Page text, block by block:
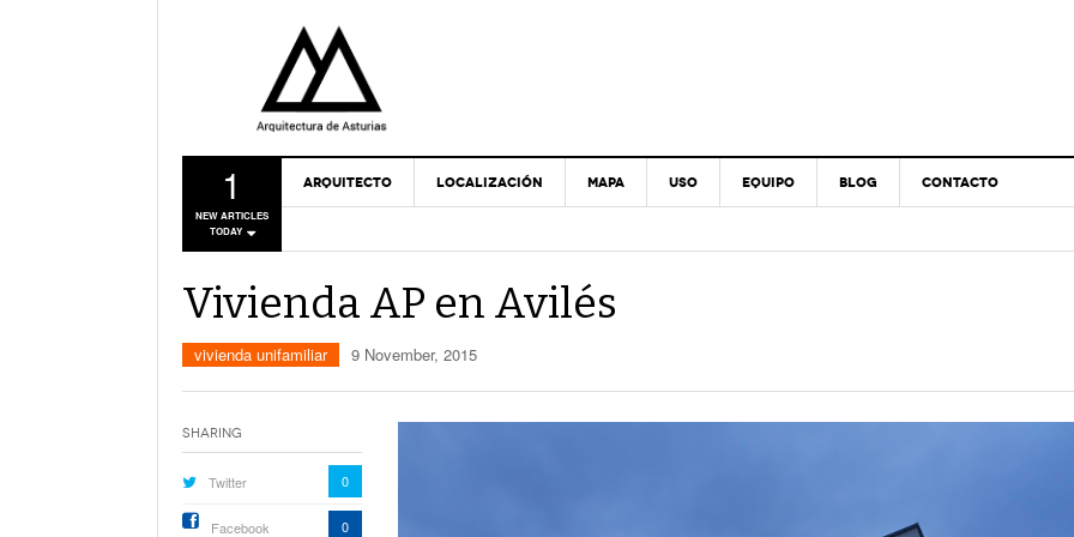
1
NEW ARTICLES
TODAY
ARQUITECTO LOCALIZACIÓN MAPA USO EQUIPO BLOG CONTACTO
Vivienda AP en Avilés
vivienda unifamiliar 9 November, 2015
Sharing
Twitter 0
Facebook 0